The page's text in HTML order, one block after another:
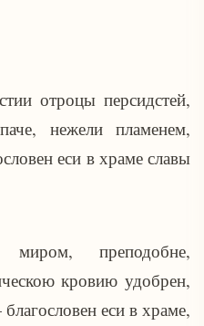
отроцы персидстей,
нежели пламенем,
еси в храме славы
миром, преподобне,
кровию удобрен,
еси в храме,